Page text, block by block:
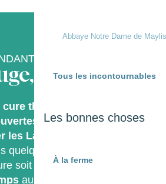
Abbaye Notre Dame de Maylis
Tous les incontournables
Les bonnes choses
À la ferme
SA CURE
on visite !
thermale
. Vous souhaitez rester
les Landes et la Chalosse
quelques
soit bienheureuse. Faites un
au